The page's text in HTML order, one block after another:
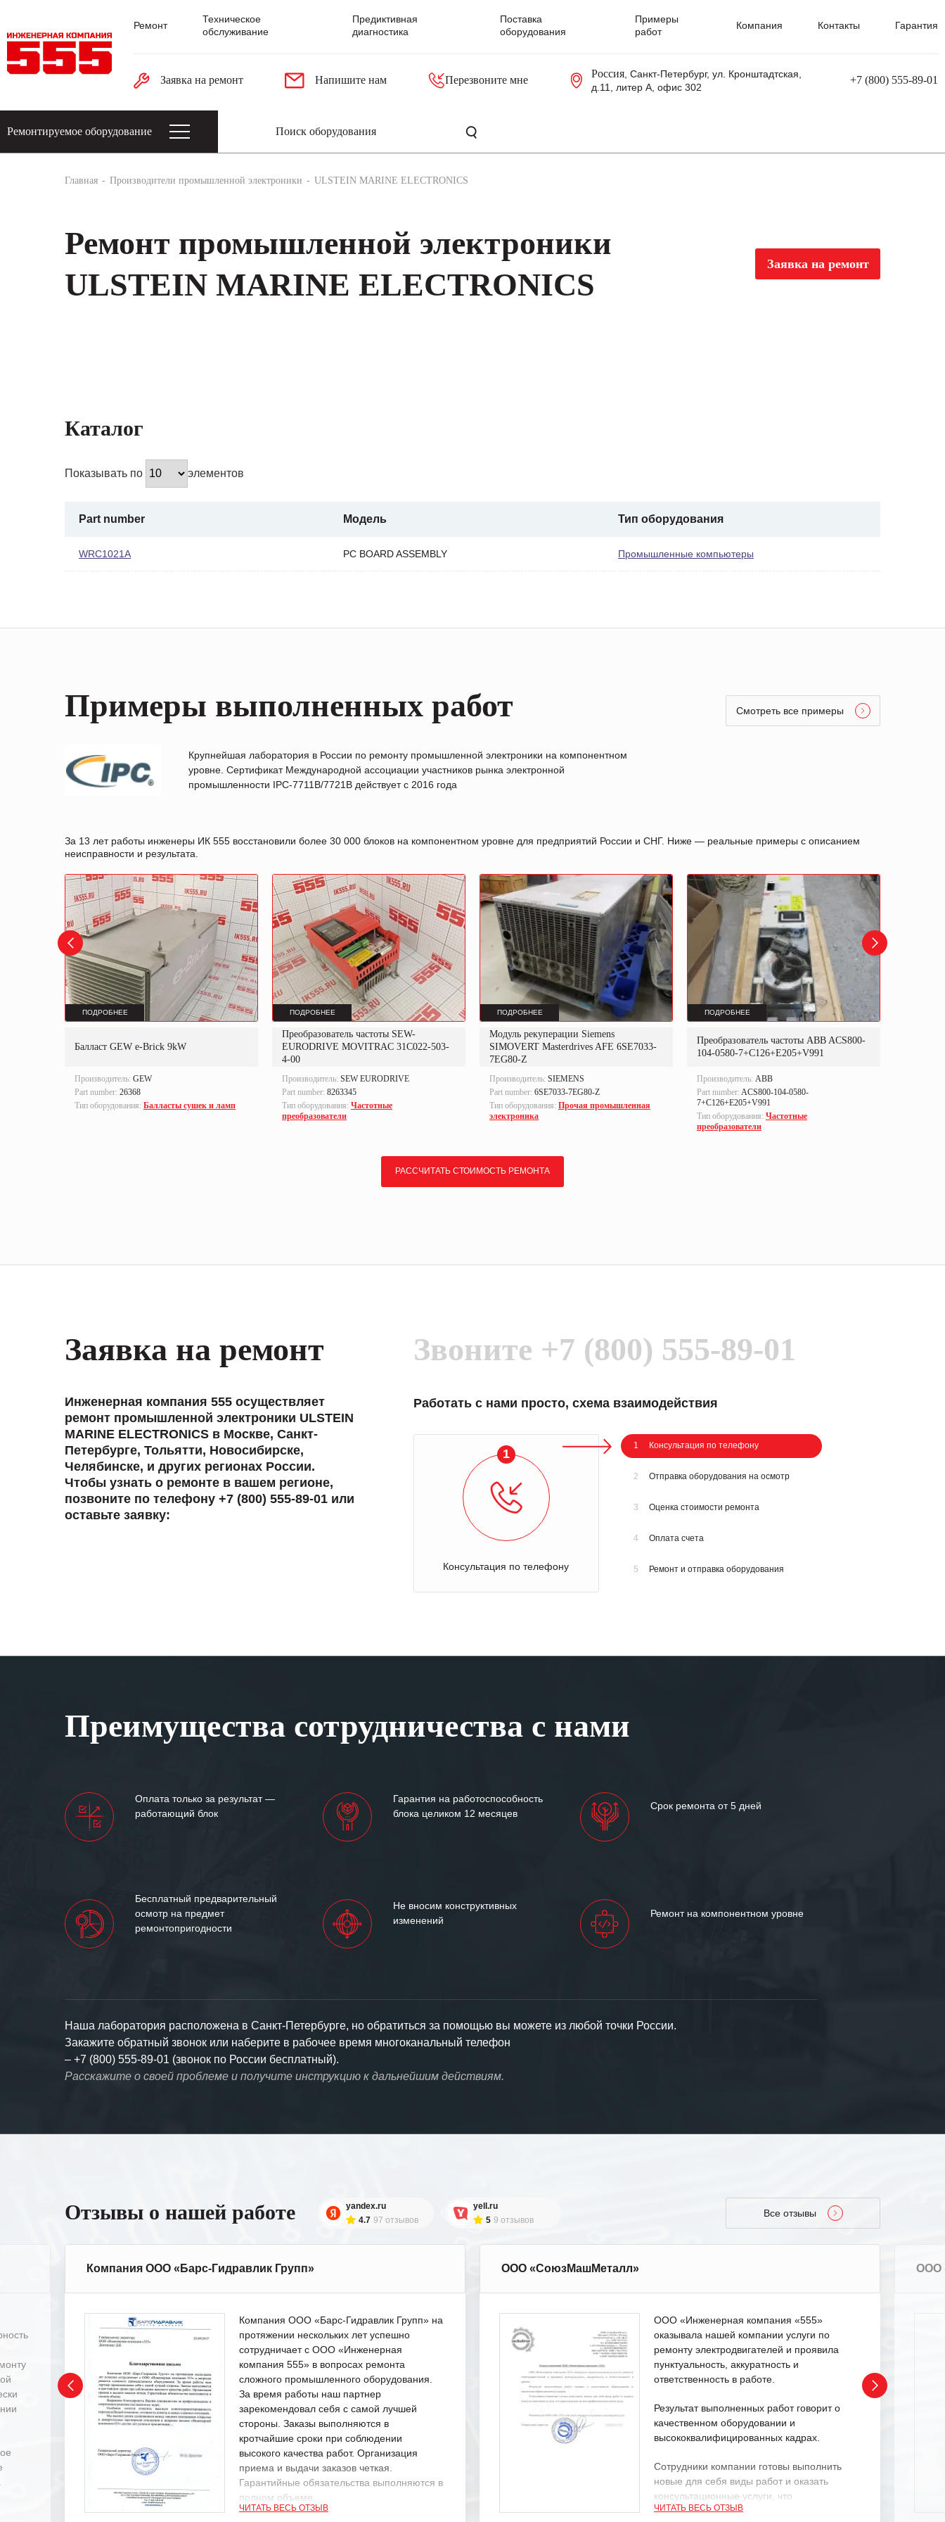
Ремонт
Техническое
обслуживание
Предиктивная
диагностика
Поставка
оборудования
Примеры
работ
Компания Контакты Гарантия
Заявка на ремонт Напишите нам Перезвоните мне
Россия, Санкт-Петербург, ул. Кронштадтская,
д.11, литер А, офис 302
+7 (800) 555-89-01
Ремонтируемое оборудование
Главная Производители промышленной электроники ULSTEIN MARINE ELECTRONICS
Ремонт промышленной электроники
ULSTEIN MARINE ELECTRONICS
Заявка на ремонт
Каталог
Показывать по элементов
Part number Модель Тип оборудования
WRC1021A PC BOARD ASSEMBLY Промышленные компьютеры
Примеры выполненных работ
Крупнейшая лаборатория в России по ремонту промышленной электроники на компонентном
уровне. Сертификат Международной ассоциации участников рынка электронной
промышленности IPC-7711B/7721B действует с 2016 года
Смотреть все примеры
За 13 лет работы инженеры ИК 555 восстановили более 30 000 блоков на компонентном уровне для предприятий России и СНГ. Ниже — реальные примеры с описанием
неисправности и результата.
ПОДРОБНЕЕ
Балласт GEW e-Brick 9kW
Производитель: GEW
Part number: 26368
Тип оборудования: Балласты сушек и ламп
ПОДРОБНЕЕ
Преобразователь частоты SEW-
EURODRIVE MOVITRAC 31C022-503-
4-00
Производитель: SEW EURODRIVE
Part number: 8263345
Тип оборудования: Частотные
преобразователи
ПОДРОБНЕЕ
Модуль рекуперации Siemens
SIMOVERT Masterdrives AFE 6SE7033-
7EG80-Z
Производитель: SIEMENS
Part number: 6SE7033-7EG80-Z
Тип оборудования: Прочая промышленная
электроника
ПОДРОБНЕЕ
Преобразователь частоты ABB ACS800-
104-0580-7+C126+E205+V991
Производитель: ABB
Part number: ACS800-104-0580-
7+C126+E205+V991
Тип оборудования: Частотные
преобразователи
РАССЧИТАТЬ СТОИМОСТЬ РЕМОНТА
Заявка на ремонт
Инженерная компания 555 осуществляет
ремонт промышленной электроники ULSTEIN
MARINE ELECTRONICS в Москве, Санкт-
Петербурге, Тольятти, Новосибирске,
Челябинске, и других регионах России.
Чтобы узнать о ремонте в вашем регионе,
позвоните по телефону +7 (800) 555-89-01 или
оставьте заявку:
Звоните +7 (800) 555-89-01
Работать с нами просто, схема взаимодействия
1
Консультация по телефону
1 Консультация по телефону
2 Отправка оборудования на осмотр
3 Оценка стоимости ремонта
4 Оплата счета
5 Ремонт и отправка оборудования
Преимущества сотрудничества с нами
Оплата только за результат —
работающий блок
Гарантия на работоспособность
блока целиком 12 месяцев
Срок ремонта от 5 дней
Бесплатный предварительный
осмотр на предмет
ремонтопригодности
Не вносим конструктивных
изменений
Ремонт на компонентном уровне
Наша лаборатория расположена в Санкт-Петербурге, но обратиться за помощью вы можете из любой точки России.
Закажите обратный звонок или наберите в рабочее время многоканальный телефон
– +7 (800) 555-89-01 (звонок по России бесплатный).
Расскажите о своей проблеме и получите инструкцию к дальнейшим действиям.
Отзывы о нашей работе
yandex.ru
4.7 97 отзывов
yell.ru
5 9 отзывов
Все отзывы
Компания ООО «Барс-Гидравлик Групп»
Компания ООО «Барс-Гидравлик Групп» на
протяжении нескольких лет успешно
сотрудничает с ООО «Инженерная
компания 555» в вопросах ремонта
сложного промышленного оборудования.
За время работы наш партнер
зарекомендовал себя с самой лучшей
стороны. Заказы выполняются в
кротчайшие сроки при соблюдении
высокого качества работ. Организация
приема и выдачи заказов четкая.
Гарантийные обязательства выполняются в
полном объеме.
ЧИТАТЬ ВЕСЬ ОТЗЫВ
ООО «СоюзМашМеталл»
ООО «Инженерная компания «555»
оказывала нашей компании услуги по
ремонту электродвигателей и проявила
пунктуальность, аккуратность и
ответственность в работе.
Результат выполненных работ говорит о
качественном оборудовании и
высококвалифицированных кадрах.
Сотрудники компании готовы выполнить
новые для себя виды работ и оказать
консультационные услуги, что
характеризует их как профессионалов
ЧИТАТЬ ВЕСЬ ОТЗЫВ
ООО